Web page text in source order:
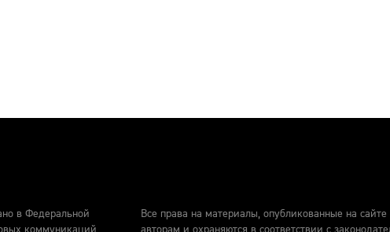
в Федеральной
Все права на материалы, опубликованные на